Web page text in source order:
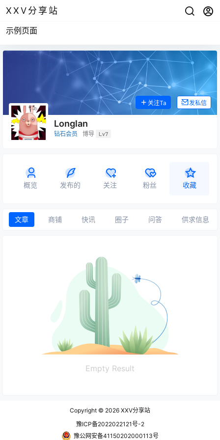
XXV分享站
示例页面
Longlan
钻石会员 博导 Lv7
关注Ta 发私信
概览 发布的 关注 粉丝 收藏
文章 商铺 快讯 圈子 问答 供求信息
Empty Result
Copyright © 2026 XXV分享站
豫ICP备2022022121号-2
豫公网安备41150202000113号